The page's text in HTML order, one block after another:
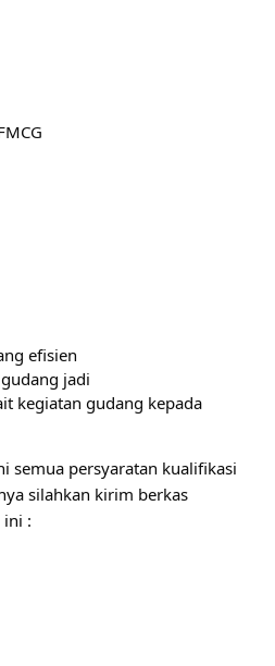
efisien
jadi
kegiatan gudang kepada
semua persyaratan kualifikasi
silahkan kirim berkas
ini :